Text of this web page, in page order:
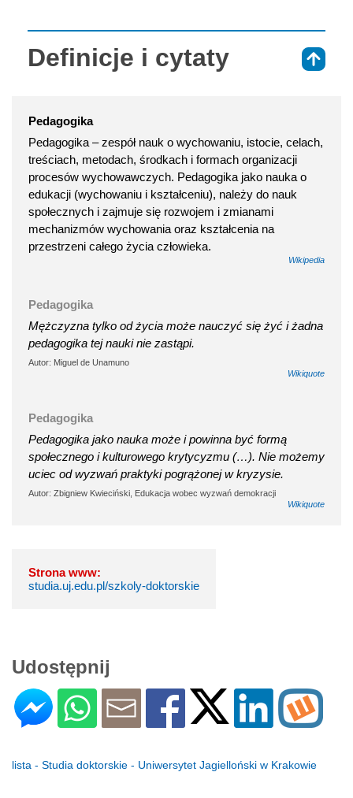
Definicje i cytaty
Pedagogika
Pedagogika – zespół nauk o wychowaniu, istocie, celach,
treściach, metodach, środkach i formach organizacji
procesów wychowawczych. Pedagogika jako nauka o
edukacji (wychowaniu i kształceniu), należy do nauk
społecznych i zajmuje się rozwojem i zmianami
mechanizmów wychowania oraz kształcenia na
przestrzeni całego życia człowieka.
Wikipedia
Pedagogika
Mężczyzna tylko od życia może nauczyć się żyć i żadna
pedagogika tej nauki nie zastąpi.
Autor: Miguel de Unamuno
Wikiquote
Pedagogika
Pedagogika jako nauka może i powinna być formą
społecznego i kulturowego krytycyzmu (…). Nie możemy
uciec od wyzwań praktyki pogrążonej w kryzysie.
Autor: Zbigniew Kwieciński, Edukacja wobec wyzwań demokracji
Wikiquote
Strona www:
studia.uj.edu.pl/szkoly-doktorskie
Udostępnij
lista - Studia doktorskie - Uniwersytet Jagielloński w Krakowie